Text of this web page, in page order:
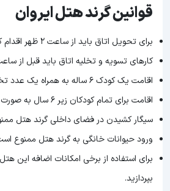
قوانین گرند هتل ایروان
برای تحویل اتاق باید از ساعت 2 ظهر اقدام کنید.
کارهای تسویه و تخلیه اتاق باید قبل از ساعت 12 ظهر صورت
اقامت یک کودک 6 ساله به همراه یک عدد تخت‌خواب رایگان است.
اقامت برای تمام کودکان زیر 6 سال به صورت رایگان انجام می‌شود.
سیگار کشیدن در فضای داخلی گرند هتل
ورود حیوانات خانگی به گرند هتل ممنوع
برای استفاده از برخی امکانات اضافه این
بپردازید.